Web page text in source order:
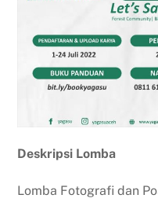
Deskripsi Lomba
Lomba Fotografi dan